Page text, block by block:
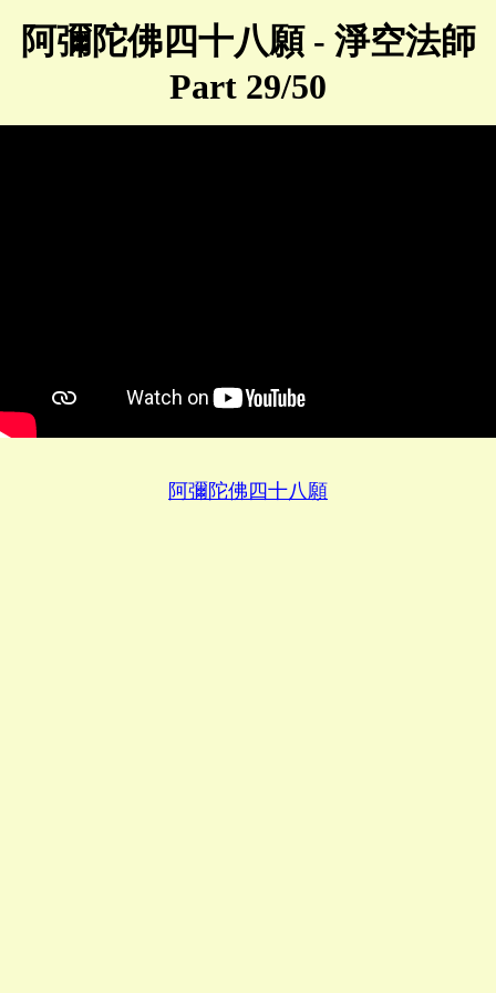
阿彌陀佛四十八願 - 淨空法師
Part 29/50
阿彌陀佛四十八願